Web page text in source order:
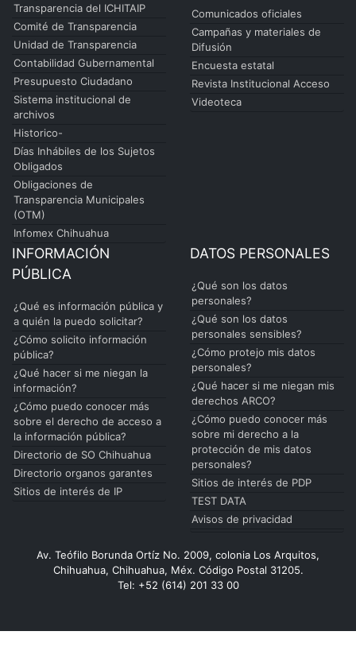
Transparencia del ICHITAIP
Comité de Transparencia
Unidad de Transparencia
Contabilidad Gubernamental
Presupuesto Ciudadano
Sistema institucional de
archivos
Historico-
Días Inhábiles de los Sujetos
Obligados
Obligaciones de
Transparencia Municipales
(OTM)
Infomex Chihuahua
Comunicados oficiales
Campañas y materiales de
Difusión
Encuesta estatal
Revista Institucional Acceso
Videoteca
INFORMACIÓN
PÚBLICA
¿Qué es información pública y
a quién la puedo solicitar?
¿Cómo solicito información
pública?
¿Qué hacer si me niegan la
información?
¿Cómo puedo conocer más
sobre el derecho de acceso a
la información pública?
Directorio de SO Chihuahua
Directorio organos garantes
Sitios de interés de IP
DATOS PERSONALES
¿Qué son los datos
personales?
¿Qué son los datos
personales sensibles?
¿Cómo protejo mis datos
personales?
¿Qué hacer si me niegan mis
derechos ARCO?
¿Cómo puedo conocer más
sobre mi derecho a la
protección de mis datos
personales?
Sitios de interés de PDP
TEST DATA
Avisos de privacidad
Av. Teófilo Borunda Ortíz No. 2009, colonia Los Arquitos,
Chihuahua, Chihuahua, Méx. Código Postal 31205.
Tel: +52 (614) 201 33 00